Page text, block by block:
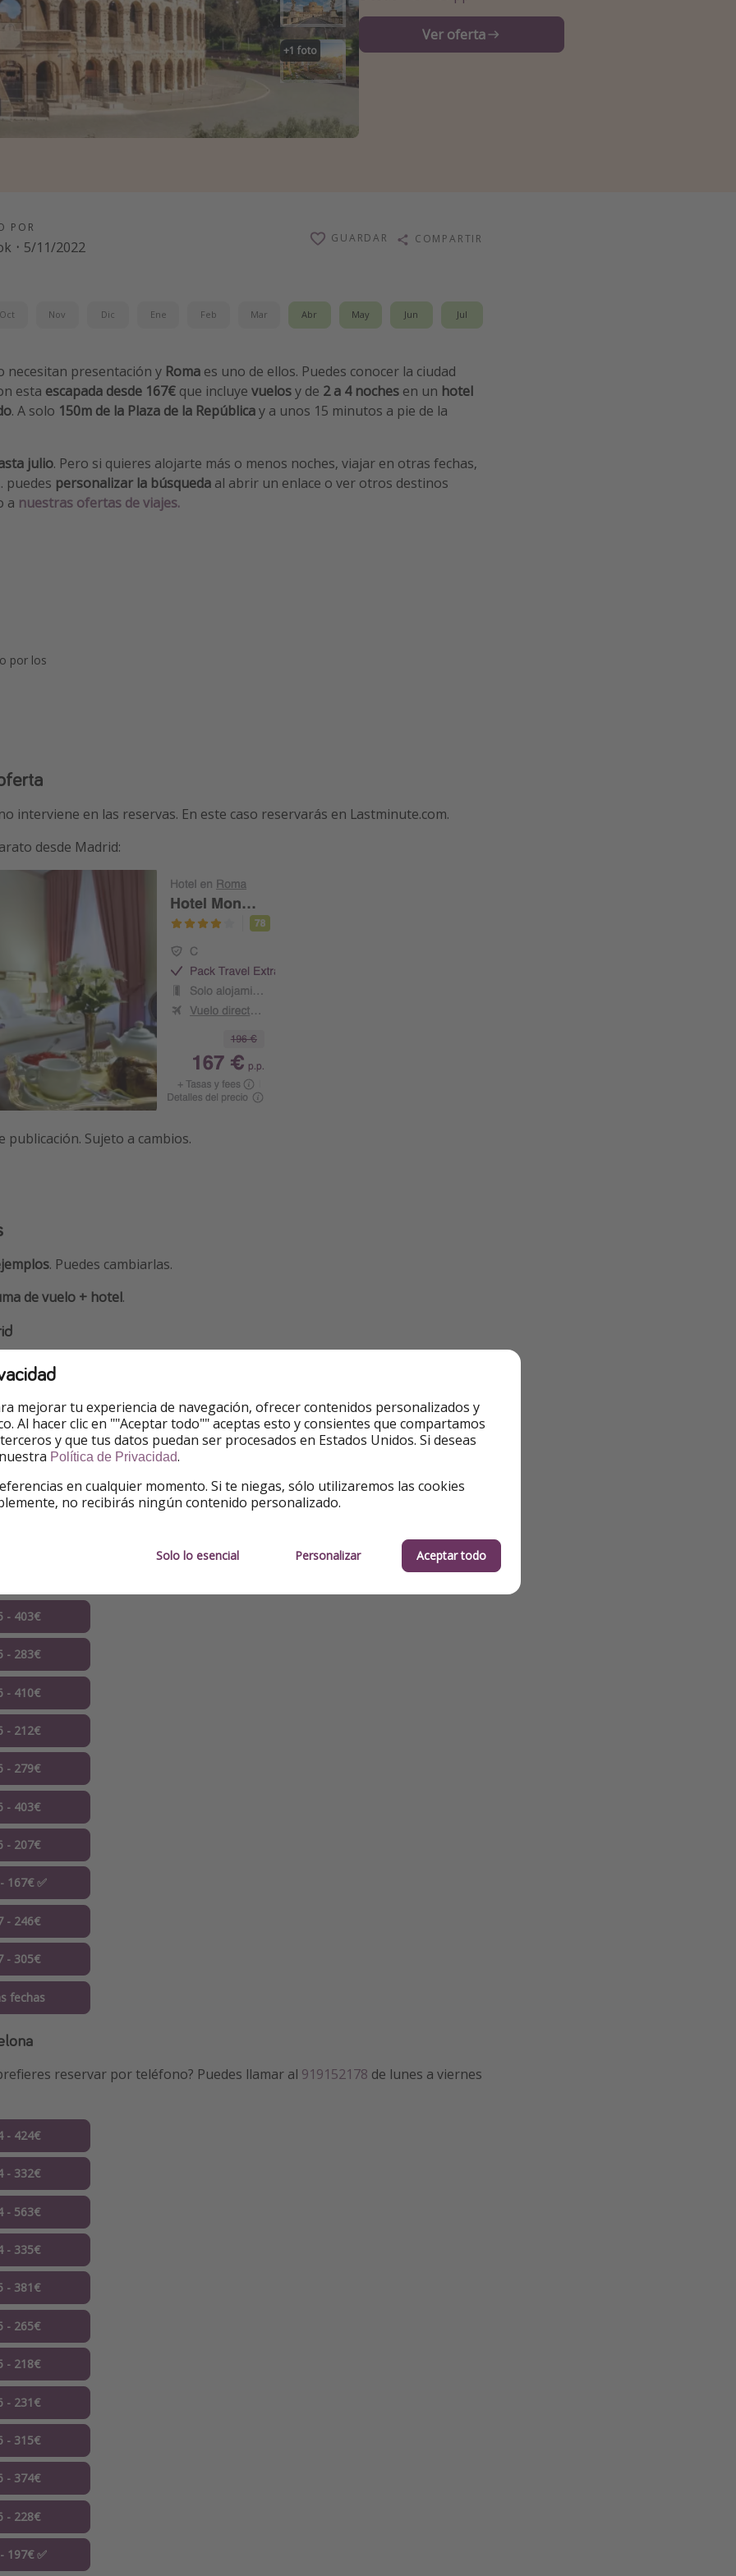
+1 foto
Ver oferta
POR
· 5/11/2022
GUARDAR COMPARTIR
Oct Nov Dic Ene Feb Mar Abr May Jun Jul
necesitan presentación y Roma es uno de ellos. Puedes conocer la ciudad
esta escapada desde 167€ que incluye vuelosy de 2 a 4 noches en un hotel
. A solo 150m de la Plaza de la Repúblicay a unos 15 minutos a pie de la
julio. Pero si quieres alojarte más o menos noches, viajar en otras fechas,
puedes personalizar la búsqueda al abrir un enlace o ver otros destinos
a nuestras ofertas de viajes.
por los
interviene en las reservas. En este caso reservarás en Lastminute.com.
desde Madrid:
publicación. Sujeto a cambios.
. Puedes cambiarlas.
de vuelo + hotel.
reservar por teléfono? Puedes llamar al
- 501€
- 363€
- 598€
- 403€
- 283€
- 410€
- 212€
- 279€
- 403€
- 207€
167€ ✅
- 246€
- 305€
fechas
reservar por teléfono? Puedes llamar al 919152178 de lunes a viernes
- 424€
- 332€
- 563€
- 335€
- 381€
- 265€
- 218€
- 231€
- 315€
- 374€
- 228€
197€ ✅
mejorar tu experiencia de navegación, ofrecer contenidos personalizados y
Al hacer clic en ""Aceptar todo"" aceptas esto y consientes que compartamos
y que tus datos puedan ser procesados en Estados Unidos. Si deseas
Política de Privacidad.
en cualquier momento. Si te niegas, sólo utilizaremos las cookies
no recibirás ningún contenido personalizado.
Solo lo esencial Personalizar Aceptar todo